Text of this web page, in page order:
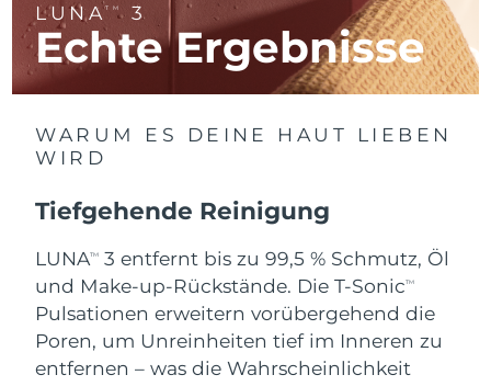
LUNATM 3
Echte Ergebnisse
WARUM ES DEINE HAUT LIEBEN
WIRD
Tiefgehende Reinigung
LUNATM
3 entfernt bis zu 99,5 % Schmutz, Öl
und Make-up-Rückstände. Die T-SonicTM
Pulsationen erweitern vorübergehend die
Poren, um Unreinheiten tief im Inneren zu
entfernen – was die Wahrscheinlichkeit
10/08/2026
Israel
Erwartete Lieferung
12/08/2026
Italien
08/08/2026
Japan
Jersey
Erwartete Lieferung
13/08/2026
Kasachstan
Erwartete Lieferung
10/08/2026